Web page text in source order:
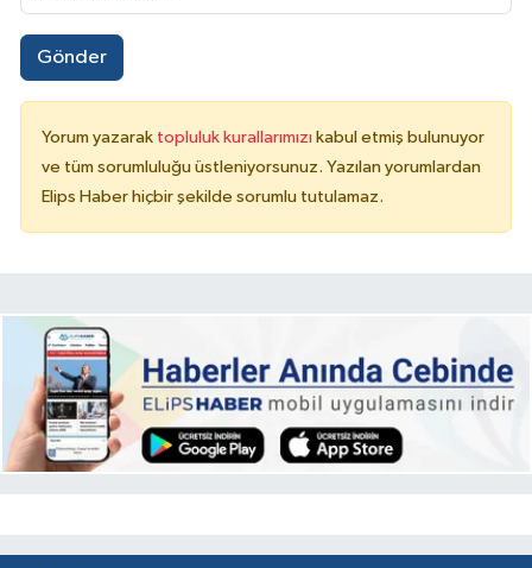
Gönder
Yorum yazarak topluluk kurallarımızı kabul etmiş bulunuyor
ve tüm sorumluluğu üstleniyorsunuz. Yazılan yorumlardan
Elips Haber hiçbir şekilde sorumlu tutulamaz.